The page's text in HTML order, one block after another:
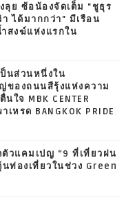
งลุย ซ้อน้องจัดเต็ม "ชูธุร
ได้มากกว่า" มีเรือน
สงฆ์แห่งแรกใน
ป็นส่วนหนึ่งใน
ของถนนสีรุ้งแห่งความ
ใจ MBK CENTER
เหรด BANGKOK PRIDE
วแคมเปญ “9 ที่เที่ยวฝน
ท่องเที่ยวในช่วง Green